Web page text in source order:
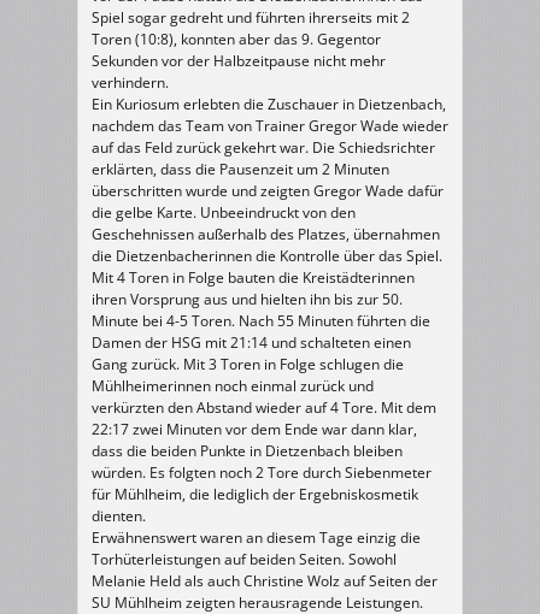
Spiel sogar gedreht und führten ihrerseits mit 2
Toren (10:8), konnten aber das 9. Gegentor
Sekunden vor der Halbzeitpause nicht mehr
verhindern.
Ein Kuriosum erlebten die Zuschauer in Dietzenbach,
nachdem das Team von Trainer Gregor Wade wieder
auf das Feld zurück gekehrt war. Die Schiedsrichter
erklärten, dass die Pausenzeit um 2 Minuten
überschritten wurde und zeigten Gregor Wade dafür
die gelbe Karte. Unbeeindruckt von den
Geschehnissen außerhalb des Platzes, übernahmen
die Dietzenbacherinnen die Kontrolle über das Spiel.
Mit 4 Toren in Folge bauten die Kreistädterinnen
ihren Vorsprung aus und hielten ihn bis zur 50.
Minute bei 4-5 Toren. Nach 55 Minuten führten die
Damen der HSG mit 21:14 und schalteten einen
Gang zurück. Mit 3 Toren in Folge schlugen die
Mühlheimerinnen noch einmal zurück und
verkürzten den Abstand wieder auf 4 Tore. Mit dem
22:17 zwei Minuten vor dem Ende war dann klar,
dass die beiden Punkte in Dietzenbach bleiben
würden. Es folgten noch 2 Tore durch Siebenmeter
für Mühlheim, die lediglich der Ergebniskosmetik
dienten.
Erwähnenswert waren an diesem Tage einzig die
Torhüterleistungen auf beiden Seiten. Sowohl
Melanie Held als auch Christine Wolz auf Seiten der
SU Mühlheim zeigten herausragende Leistungen.